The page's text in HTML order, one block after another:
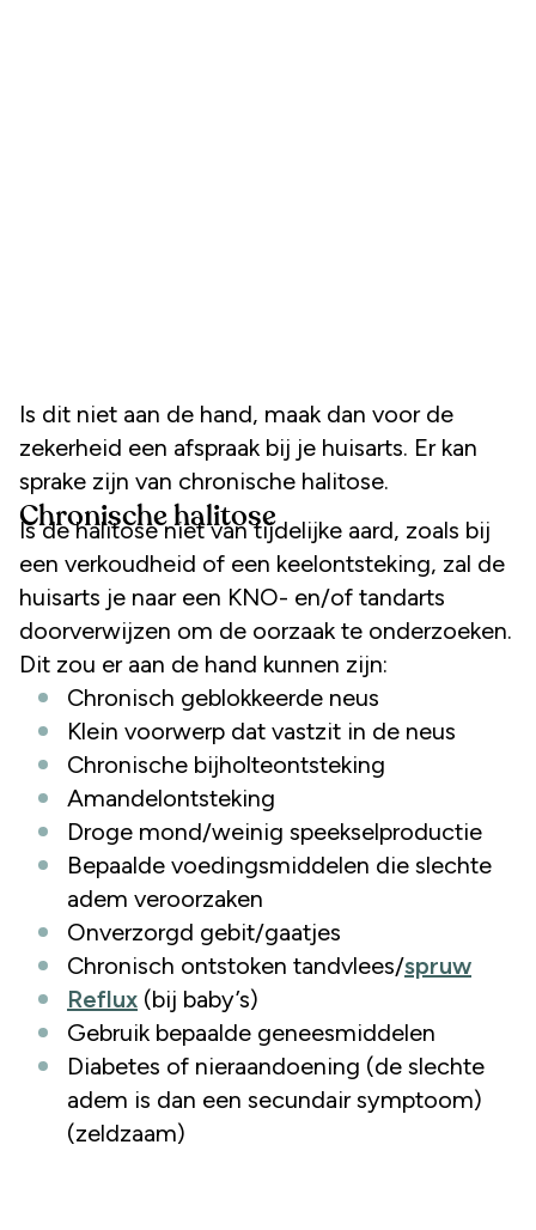
Is dit niet aan de hand, maak dan voor de
zekerheid een afspraak bij je huisarts. Er kan
sprake zijn van chronische halitose.
Chronische halitose
Is de halitose niet van tijdelijke aard, zoals bij
een verkoudheid of een keelontsteking, zal de
huisarts je naar een KNO- en/of tandarts
doorverwijzen om de oorzaak te onderzoeken.
Dit zou er aan de hand kunnen zijn:
Chronisch geblokkeerde neus
Klein voorwerp dat vastzit in de neus
Chronische bijholteontsteking
Amandelontsteking
Droge mond/weinig speekselproductie
Bepaalde voedingsmiddelen die slechte
adem veroorzaken
Onverzorgd gebit/gaatjes
Chronisch ontstoken tandvlees/spruw
Reflux (bij baby’s)
Gebruik bepaalde geneesmiddelen
Diabetes of nieraandoening (de slechte
adem is dan een secundair symptoom)
(zeldzaam)